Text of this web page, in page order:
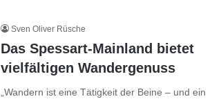
Sven Oliver Rüsche
Das Spessart-Mainland bietet
vielfältigen Wandergenuss
„Wandern ist eine Tätigkeit der Beine – und ein